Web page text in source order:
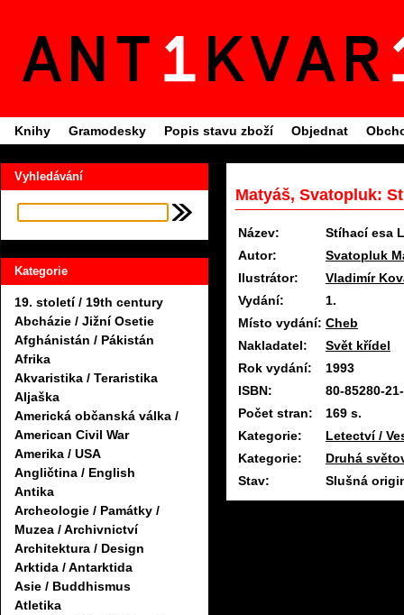
Knihy Gramodesky Popis stavu zboží Objednat
Vyhledávání
Kategorie
19. století / 19th century
Abcházie / Jižní Osetie
Afghánistán / Pákistán
Afrika
Akvaristika / Teraristika
Aljaška
Americká občanská válka /
American Civil War
Amerika / USA
Angličtina / English
Antika
Archeologie / Památky /
Muzea / Archivnictví
Architektura / Design
Arktida / Antarktida
Asie / Buddhismus
Atletika
Matyáš, Svatopluk:
Název:
Stíhací esa
Autor:
Svatopluk
Ilustrátor:
Vladimír
Vydání:
1.
Místo vydání: Cheb
Nakladatel:
Svět křídel
Rok vydání:
1993
ISBN:
80-85280-
Počet stran:
169 s.
Kategorie:
Letectví /
Kategorie:
Druhá
Stav:
Slušná